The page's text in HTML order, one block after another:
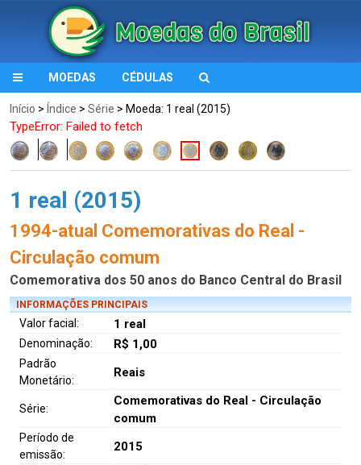
MOEDAS CÉDULAS
Início > Índice > Série > Moeda: 1 real (2015)
TypeError: Failed to fetch
1 real (2015)
1994-atual Comemorativas do Real -
Circulação comum
Comemorativa dos 50 anos do Banco Central do Brasil
INFORMAÇÕES PRINCIPAIS
Valor facial: 1 real
Denominação: R$ 1,00
Padrão
Monetário:
Reais
Série:
Comemorativas do Real - Circulação
comum
Período de
emissão:
2015